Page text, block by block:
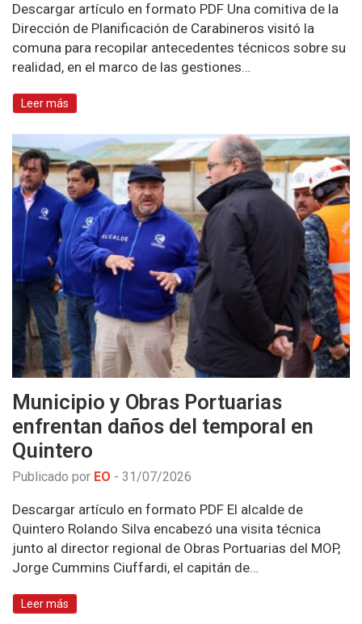
Descargar artículo en formato PDF Una comitiva de la
Dirección de Planificación de Carabineros visitó la
comuna para recopilar antecedentes técnicos sobre su
realidad, en el marco de las gestiones…
Leer más
Municipio y Obras Portuarias
enfrentan daños del temporal en
Quintero
Publicado por EO - 31/07/2026
Descargar artículo en formato PDF El alcalde de
Quintero Rolando Silva encabezó una visita técnica
junto al director regional de Obras Portuarias del MOP,
Jorge Cummins Ciuffardi, el capitán de…
Leer más